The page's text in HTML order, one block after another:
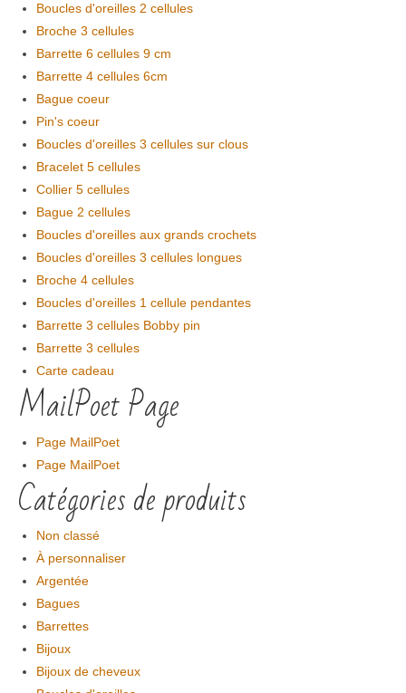
Boucles d'oreilles 2 cellules
Broche 3 cellules
Barrette 6 cellules 9 cm
Barrette 4 cellules 6cm
Bague coeur
Pin's coeur
Boucles d'oreilles 3 cellules sur clous
Bracelet 5 cellules
Collier 5 cellules
Bague 2 cellules
Boucles d'oreilles aux grands crochets
Boucles d'oreilles 3 cellules longues
Broche 4 cellules
Boucles d'oreilles 1 cellule pendantes
Barrette 3 cellules Bobby pin
Barrette 3 cellules
Carte cadeau
MailPoet Page
Page MailPoet
Page MailPoet
Catégories de produits
Non classé
À personnaliser
Argentée
Bagues
Barrettes
Bijoux
Bijoux de cheveux